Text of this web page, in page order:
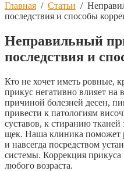
Главная / Статьи /
последствия и способы
Неправильный
последствия и
Кто не хочет иметь ровные,
прикус негативно влияет
причиной болезней десен,
привести к патологиям
суставов, к стиранию тканей
щек. Наша клиника поможет
и навсегда посредством
системы. Коррекция
любого возраста.